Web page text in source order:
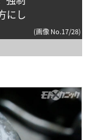
にし
(画像 No.17/28)